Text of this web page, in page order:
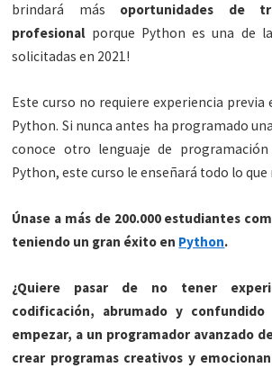
brindará más oportunidades de
profesionalporque Python es una de
solicitadas en 2021!
Este curso no requiere experiencia
Python. Si nunca antes ha programado
conoce otro lenguaje de
Python, este curso le enseñará todo lo que
Únase a más de 200.000 estudiantes
teniendo un gran éxito en Python.
¿Quiere pasar de no tener
codificación, abrumado y confundido
empezar, a un programador avanzado
crear programas creativos y